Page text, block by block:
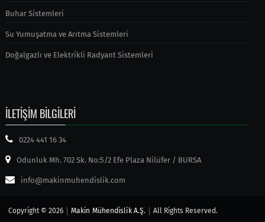
Buhar Sistemleri
Su Yumuşatma ve Arıtma Sistemleri
Doğalgazlı ve Elektrikli Radyant Sistemleri
İLETİŞİM BİLGİLERİ
0224 441 16 34
Odunluk Mh. 702 Sk. No:5/2 Efe Plaza Nilüfer / BURSA
info@makinmuhendislik.com
Copyright © 2026 Makin Mühendislik A.Ş. All Rights Reserved.